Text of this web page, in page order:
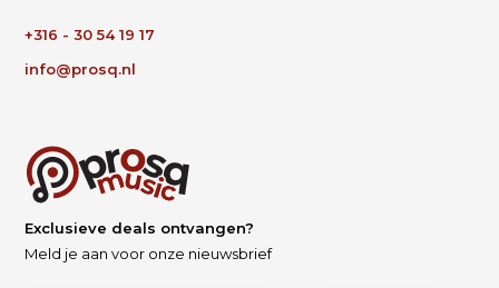
+316 - 30 54 19 17
info@prosq.nl
Exclusieve deals ontvangen?
Meld je aan voor onze nieuwsbrief